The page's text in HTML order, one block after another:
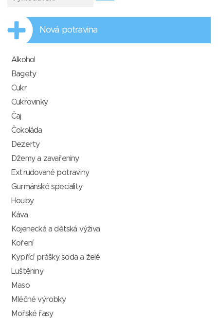
Nová potravina
Alkohol
Bagety
Cukr
Cukrovinky
Čaj
Čokoláda
Dezerty
Džemy a zavařeniny
Extrudované potraviny
Gurmánské speciality
Houby
Káva
Kojenecká a dětská výživa
Koření
Kypřící prášky, soda a želé
Luštěniny
Maso
Mléčné výrobky
Mořské řasy